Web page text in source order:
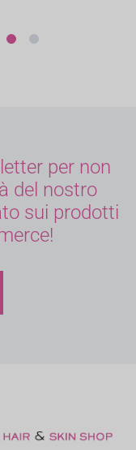
per non
del nostro
sui prodotti